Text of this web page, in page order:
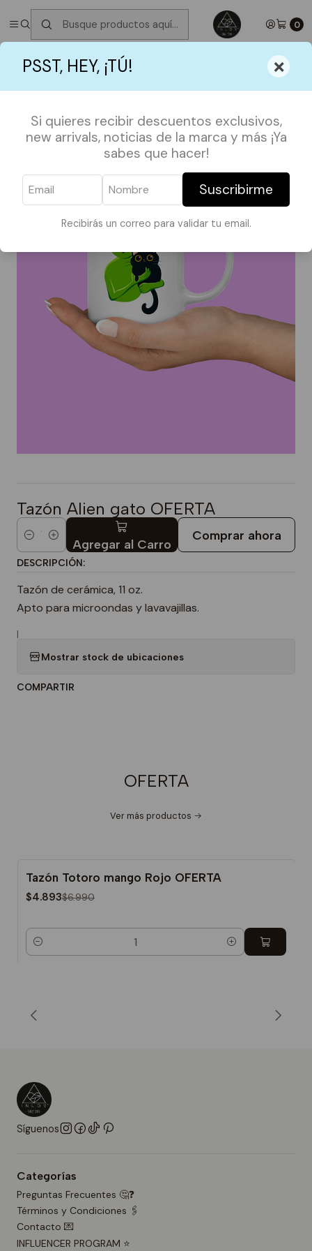
PSST, HEY, ¡TÚ! ×
Si quieres recibir descuentos exclusivos,
new arrivals, noticias de la marca y más ¡Ya
sabes que hacer!
Suscribirme
Recibirás un correo para validar tu email.
0
✮ ⋆ ˚｡𖦹 ⋆｡°✩Próximos Despachos jueves 6 de Agosto
°✩
OFERTA
Tazón Alien gato OFERTA
Cantidad Agregar al Carro
Comprar ahora
DESCRIPCIÓN:
Tazón de cerámica, 11 oz.
Apto para microondas y lavavajillas.
|
Mostrar stock de ubicaciones
COMPARTIR
OFERTA
Ver más productos
-30%
Tazón Totoro mango Rojo OFERTA
$4.893$6.990
Cantidad
Síguenos
Categorías
Preguntas Frecuentes 🤔❓
Términos y Condiciones 🖇️
Contacto 💌
INFLUENCER PROGRAM ⭐